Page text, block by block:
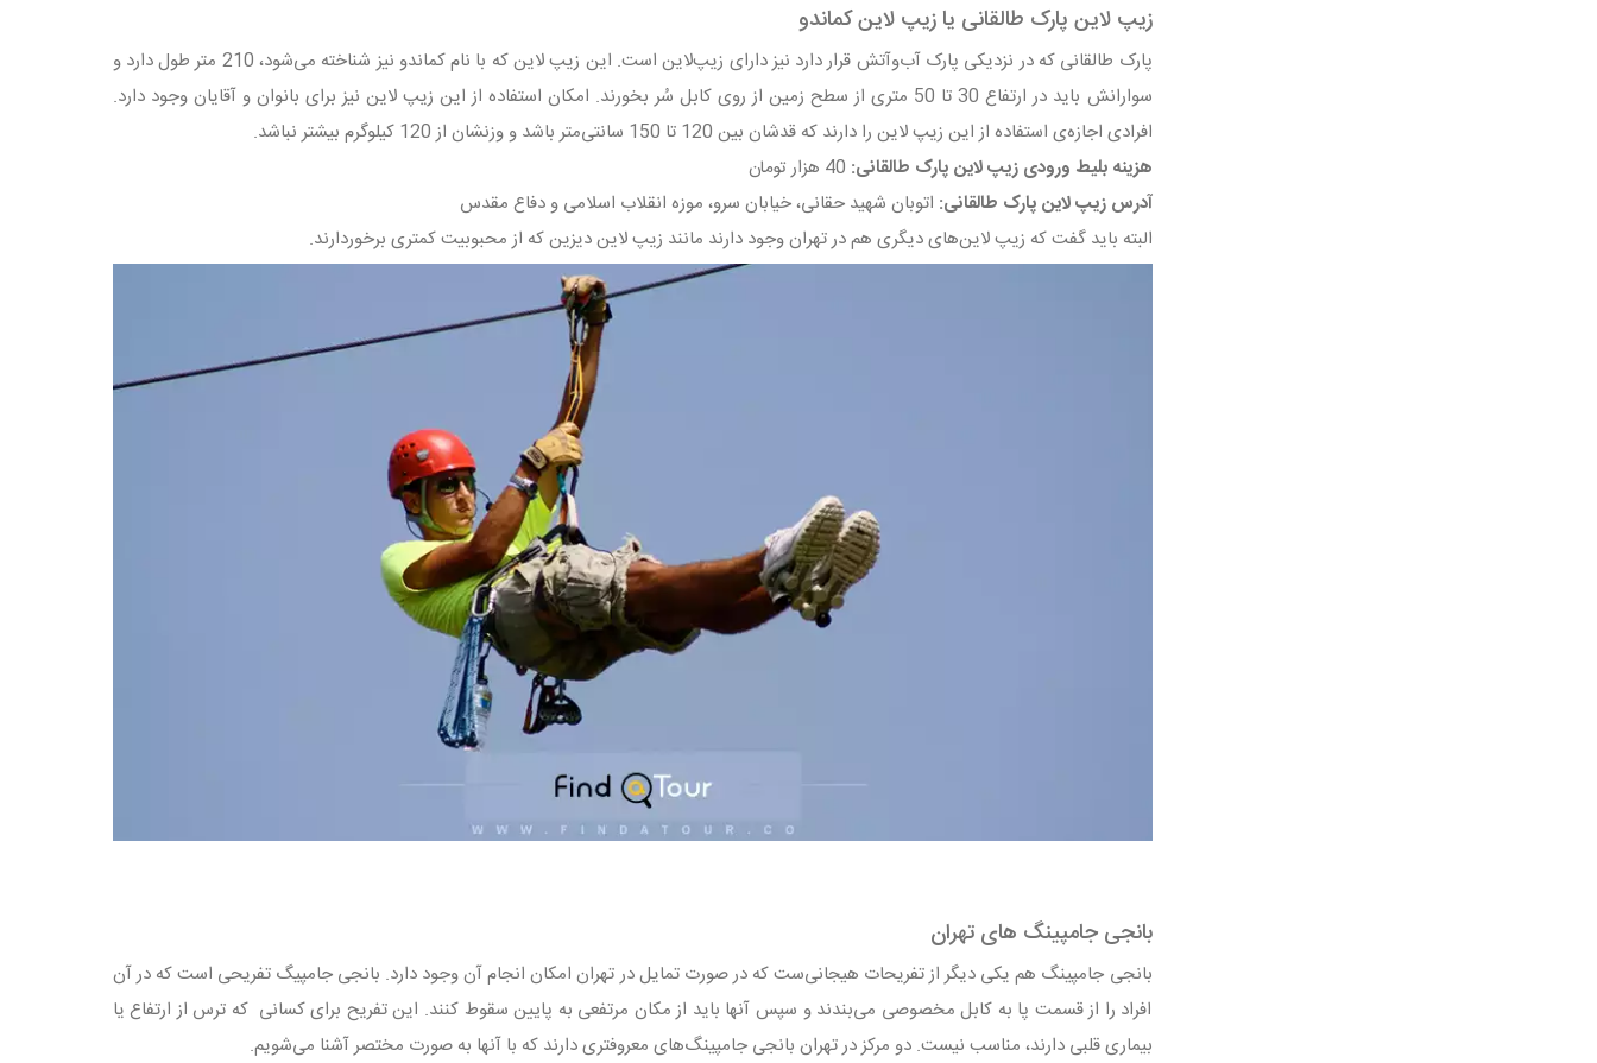
زیپ لاین پارک طالقانی یا زیپ لاین کماندو
پارک طالقانی که در نزدیکی پارک آب‌وآتش قرار دارد نیز دارای زیپ‌لاین است. این زیپ لاین که با نام کماندو نیز شناخته می‌شود، 210 متر طول دارد و
سوارانش باید در ارتفاع 30 تا 50 متری از سطح زمین از روی کابل سُر بخورند. امکان استفاده از این زیپ لاین نیز برای بانوان و آقایان وجود دارد.
افرادی اجازه‌ی استفاده از این زیپ لاین را دارند که قدشان بین 120 تا 150 سانتی‌متر باشد و وزنشان از 120 کیلوگرم بیشتر نباشد.
هزینه بلیط ورودی زیپ لاین پارک طالقانی:
آدرس زیپ لاین پارک طالقانی: اتوبان شهید حقانی، خیابان سرو،‌ موزه انقلاب اسلامی و دفاع مقدس
البته باید گفت که زیپ لاین‌های دیگری هم در تهران وجود دارند مانند زیپ لاین دیزین که از محبوبیت کمتری برخوردارند.
بانجی جامپینگ های تهران
بانجی جامپینگ هم یکی دیگر از تفریحات هیجانی‌ست که در صورت تمایل در تهران امکان انجام آن وجود دارد. بانجی جامپیگ تفریحی است که در آن
افراد را از قسمت پا به کابل مخصوصی می‌بندند و سپس آنها باید از مکان مرتفعی به پایین سقوط کنند. این تفریح برای کسانی که ترس از ارتفاع یا
بیماری قلبی دارند، مناسب نیست. دو مرکز در تهران بانجی جامپینگ‌های معروفتری دارند که با آنها به صورت مختصر آشنا می‌شویم.